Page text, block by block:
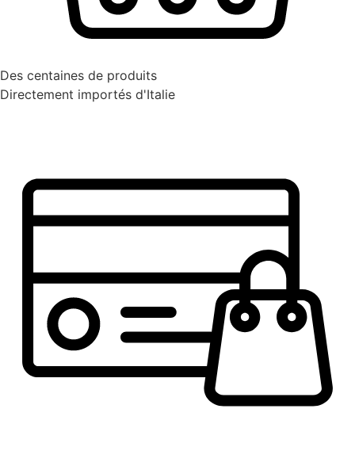
Des centaines de produits
Directement importés d'Italie